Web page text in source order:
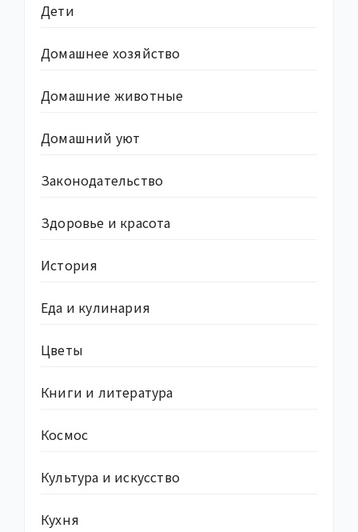
Дети
Домашнее хозяйство
Домашние животные
Домашний уют
Законодательство
Здоровье и красота
История
Еда и кулинария
Цветы
Книги и литература
Космос
Культура и искусство
Кухня